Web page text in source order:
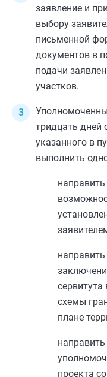
заявление и
выбору
письменной
документов в
подачи
участков.
тридцать дней
указанного в
выполнить
схемы
плане
проекта